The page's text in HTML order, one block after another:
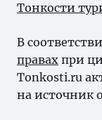
Тонкости
В
правах при
Tonkosti.ru
на источник